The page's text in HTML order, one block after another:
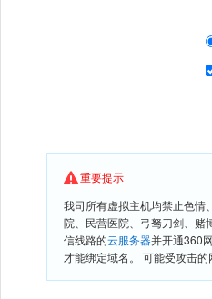
重要提示
我司所有虚拟主机均禁止色情
院、民营医院、弓驽刀剑、赌
信线路的云服务器并开通360
才能绑定域名。 可能受攻击